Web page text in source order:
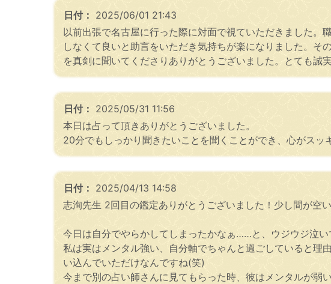
日付： 2025/06/01 21:43
以前出張で名古屋に行った際に対面で視ていただきました。
しなくて良いと助言をいただき気持ちが楽になりました。
を真剣に聞いてくださりありがとうございました。とても誠
日付： 2025/05/31 11:56
本日は占って頂きありがとうございました。
20分でもしっかり聞きたいことを聞くことができ、心がスッ
日付： 2025/04/13 14:58
志洵先生 2回目の鑑定ありがとうございました！少し間が空
今日は自分でやらかしてしまったかなぁ……と、ウジウジ泣
私は実はメンタル強い、自分軸でちゃんと過ごしていると理
い込んでいただけなんですね(笑)
今まで別の占い師さんに見てもらった時、彼はメンタルが弱